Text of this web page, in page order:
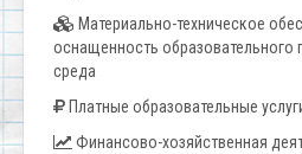
Материально-техническое
оснащенность образовательного
среда
Платные образовательные
Финансово-хозяйственная